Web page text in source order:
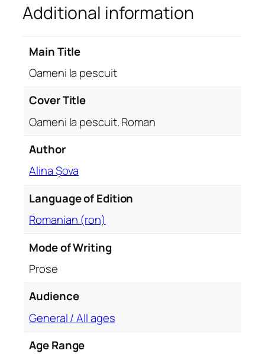
c
u
i
R
a
i
Additional information
Main Title
Oameni la pescuit
Cover Title
Oameni la pescuit. Roman
Author
Alina Șova
Language of Edition
Romanian (ron)
Mode of Writing
Prose
Audience
General / All ages
Age Range